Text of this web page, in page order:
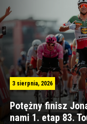
3 sierpnia, 2026
Potężny finisz
nami 1. etap 83.